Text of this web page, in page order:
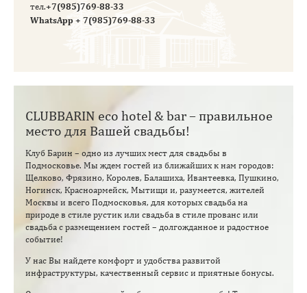
тел.+7(985)769-88-33
WhatsApp + 7(985)769-88-33
CLUBBARIN eco hotel & bar – правильное
место для Вашей свадьбы!
Клуб Барин – одно из лучших мест для свадьбы в
Подмосковье. Мы ждем гостей из ближайших к нам городов:
Щелково, Фрязино, Королев, Балашиха, Ивантеевка, Пушкино,
Ногинск, Красноармейск, Мытищи и, разумеется, жителей
Москвы и всего Подмосковья, для которых свадьба на
природе в стиле рустик или свадьба в стиле прованс или
свадьба с размещением гостей – долгожданное и радостное
событие!
У нас Вы найдете комфорт и удобства развитой
инфраструктуры, качественный сервис и приятные бонусы.